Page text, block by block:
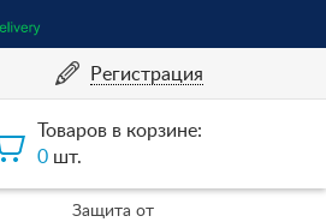
Регистрация
Товаров в корзине:
0 шт.
Защита от